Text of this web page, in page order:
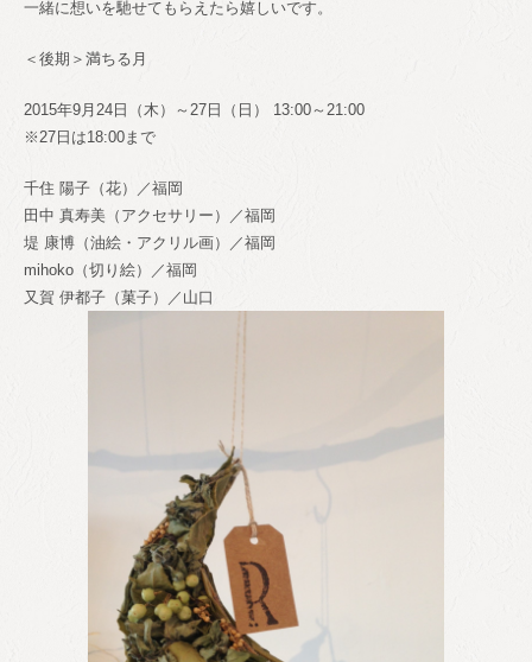
一緒に想いを馳せてもらえたら嬉しいです。
＜後期＞満ちる月
2015年9月24日（木）～27日（日） 13:00～21:00
※27日は18:00まで
千住 陽子（花）／福岡
田中 真寿美（アクセサリー）／福岡
堤 康博（油絵・アクリル画）／福岡
mihoko（切り絵）／福岡
又賀 伊都子（菓子）／山口